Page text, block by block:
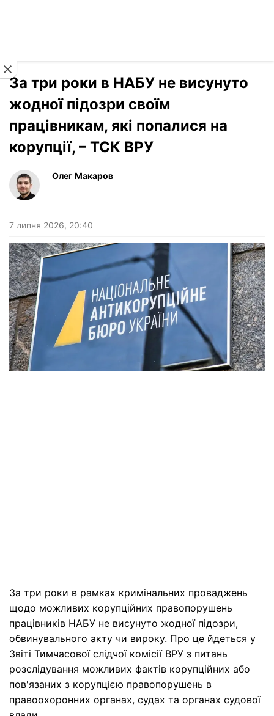
За три роки в НАБУ не висунуто
жодної підозри своїм
працівникам, які попалися на
корупції, – ТСК ВРУ
Олег Макаров
7 липня 2026, 20:40
За три роки в рамках кримінальних проваджень
щодо можливих корупційних правопорушень
працівників НАБУ не висунуто жодної підозри,
обвинувального акту чи вироку. Про це йдеться у
Звіті Тимчасової слідчої комісії ВРУ з питань
розслідування можливих фактів корупційних або
пов'язаних з корупцією правопорушень в
правоохоронних органах, судах та органах судової